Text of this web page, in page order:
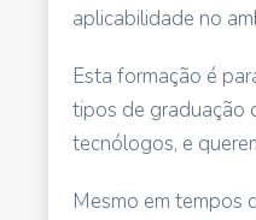
aplicabilidade no
Esta formação é
tipos de graduação
tecnólogos, e
Mesmo em tempos